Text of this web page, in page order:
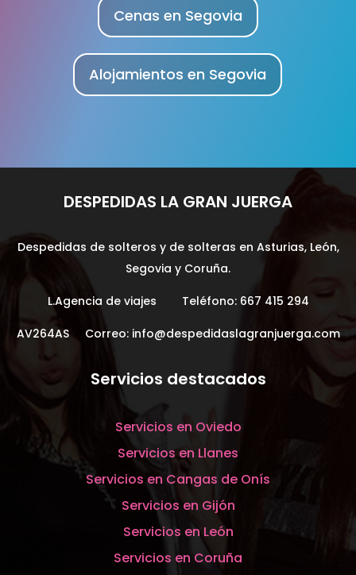
Cenas en Segovia
Alojamientos en Segovia
DESPEDIDAS LA GRAN JUERGA
Despedidas de solteros y de solteras en Asturias, León,
Segovia y Coruña.
L.Agencia de viajes Teléfono: 667 415 294
AV264AS Correo: info@despedidaslagranjuerga.com
Servicios destacados
Servicios en Oviedo
Servicios en Llanes
Servicios en Cangas de Onís
Servicios en Gijón
Servicios en León
Servicios en Coruña